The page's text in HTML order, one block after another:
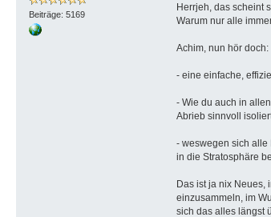
Beiträge: 5169
Herrjeh, das scheint
Warum nur alle
Achim, nun hör doch:
- eine einfache,
- Wie du auch in
Abrieb sinnvoll
- weswegen sich alle
in die Stratosphäre
Das ist ja nix Neues,
einzusammeln, im
sich das alles längst